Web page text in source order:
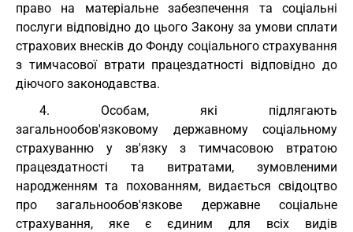
право на матеріальне забезпечення та соціальні
послуги відповідно до цього Закону за умови сплати
страхових внесків до Фонду соціального страхування
з тимчасової втрати працездатності відповідно до
діючого законодавства.
4. Особам, які підлягають
загальнообов'язковому державному соціальному
страхуванню у зв'язку з тимчасовою втратою
працездатності та витратами, зумовленими
народженням та похованням, видається свідоцтво
про загальнообов'язкове державне соціальне
страхування, яке є єдиним для всіх видів